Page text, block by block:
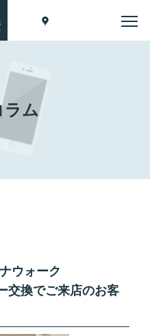
ラム
ウォーク
交換でご来店のお客